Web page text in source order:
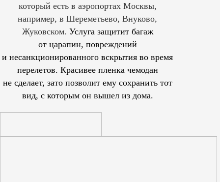
который есть в аэропортах Москвы,
например, в Шереметьево, Внуково,
Жуковском. Услуга защитит багаж
от царапин, повреждений
и несанкционированного вскрытия во время
перелетов. Красивее пленка чемодан
не сделает, зато позволит ему сохранить тот
вид, с которым он вышел из дома.